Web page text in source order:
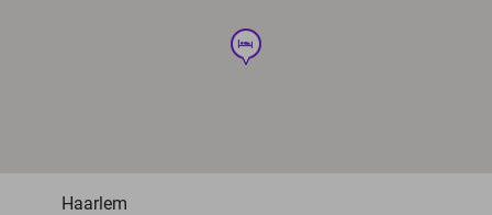
hotel
Haarlem